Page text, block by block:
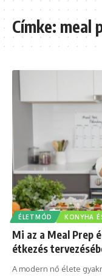
Címke:meal
ÉLETMÓD KONYHA
Mi az a Meal Prep
étkezés
A modern nő élete